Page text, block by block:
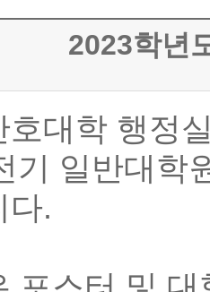
2023학년
호대학 행정
기 일반대학
다.